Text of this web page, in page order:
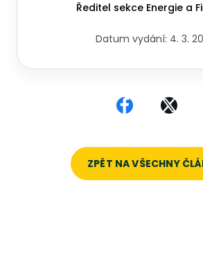
Ředitel sekce Energie a
Datum vydání: 4. 3.
Sdílet naSdílet
ZPĚT NA VŠECHNY